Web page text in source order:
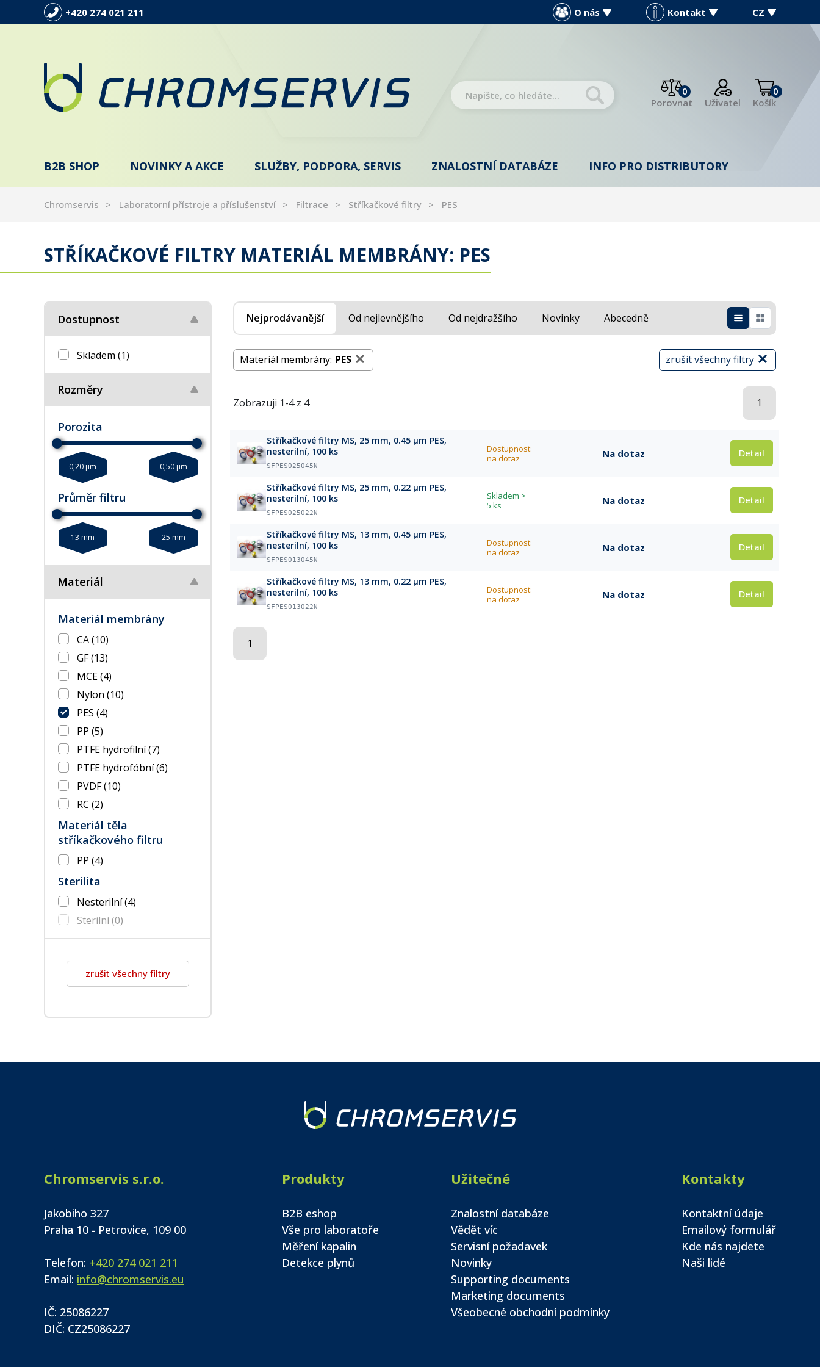
+420 274 021 211 O nás Kontakt CZ
0
Porovnat
Uživatel
0
Košík
B2B SHOP NOVINKY A AKCE SLUŽBY, PODPORA, SERVIS ZNALOSTNÍ DATABÁZE INFO PRO DISTRIBUTORY
Chromservis Laboratorní přístroje a příslušenství Filtrace Stříkačkové filtry PES
STŘÍKAČKOVÉ FILTRY MATERIÁL MEMBRÁNY: PES
Dostupnost
Skladem (1)
Rozměry
Porozita
0,20 µm 0,50 µm
Průměr filtru
13 mm 25 mm
Materiál
Materiál membrány
CA(10)
GF(13)
MCE(4)
Nylon (10)
PES (4)
PP (5)
PTFE hydrofilní(7)
PTFE hydrofóbní(6)
PVDF(10)
RC (2)
Materiál těla
stříkačkového filtru
PP (4)
Sterilita
Nesterilní(4)
Sterilní(0)
zrušit všechny filtry
Nejprodávanější Od nejlevnějšího Od nejdražšího Novinky Abecedně
zrušit všechny filtry
Materiál membrány: PES
Zobrazuji 1-4 z 4 1
Stříkačkové filtry MS, 25 mm, 0.45 µm PES,
nesterilní, 100 ks
SFPES025045N
Dostupnost:
na dotaz
Na dotaz Detail
Stříkačkové filtry MS, 25 mm, 0.22 µm PES,
nesterilní, 100 ks
SFPES025022N
Skladem >
5 ks
Na dotaz Detail
Stříkačkové filtry MS, 13 mm, 0.45 µm PES,
nesterilní, 100 ks
SFPES013045N
Dostupnost:
na dotaz
Na dotaz Detail
Stříkačkové filtry MS, 13 mm, 0.22 µm PES,
nesterilní, 100 ks
SFPES013022N
Dostupnost:
na dotaz
Na dotaz Detail
1
Chromservis s.r.o.
Jakobiho 327
Praha 10 - Petrovice, 109 00
Telefon: +420 274 021 211
Email: info@chromservis.eu
IČ: 25086227
DIČ: CZ25086227
Produkty
B2B eshop
Vše pro laboratoře
Měření kapalin
Detekce plynů
Užitečné
Znalostní databáze
Vědět víc
Servisní požadavek
Novinky
Supporting documents
Marketing documents
Všeobecné obchodní podmínky
Kontakty
Kontaktní údaje
Emailový formulář
Kde nás najdete
Naši lidé